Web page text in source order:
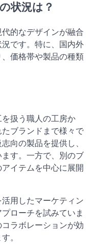
状況は？
的なデザインが融合
です。特に、国内外
価格帯や製品の種類
扱う職人の工房か
ブランドまで様々で
向の製品を提供し、
す。一方で、別のブ
イテムを中心に展開
用したマーケティン
ローチを試みていま
ラボレーションが効
。